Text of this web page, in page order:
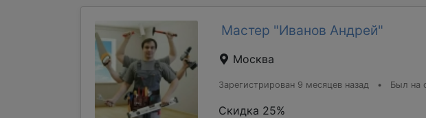
Мастер "Иванов Андрей"
Москва
Зарегистрирован 9 месяцев назад • Был на
Скидка 25%